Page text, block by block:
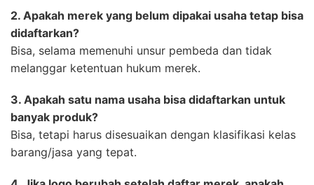
2. Apakah merek yang belum dipakai usaha tetap bisa
didaftarkan?
Bisa, selama memenuhi unsur pembeda dan tidak
melanggar ketentuan hukum merek.
3. Apakah satu nama usaha bisa didaftarkan untuk
banyak produk?
Bisa, tetapi harus disesuaikan dengan klasifikasi kelas
barang/jasa yang tepat.